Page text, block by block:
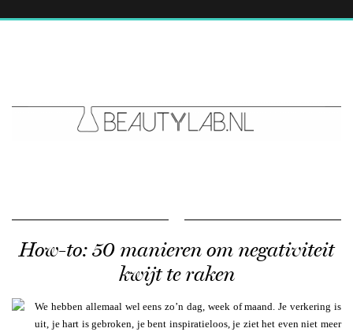
How-to: 50 manieren om negativiteit
kwijt te raken
We hebben allemaal wel eens zo’n dag, week of maand. Je verkering is
uit, je hart is gebroken, je bent inspiratieloos, je ziet het even niet meer